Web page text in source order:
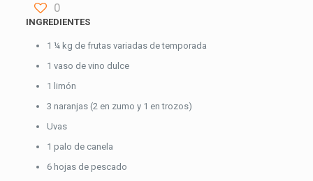
0
INGREDIENTES
1 ¼ kg de frutas variadas de temporada
1 vaso de vino dulce
1 limón
3 naranjas (2 en zumo y 1 en trozos)
Uvas
1 palo de canela
6 hojas de pescado